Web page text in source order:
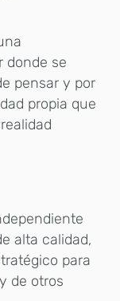
donde se
pensar y por
propia que
alta calidad,
para
de otros